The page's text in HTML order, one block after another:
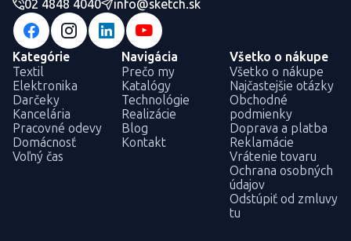
02 4848 4040
info@sketch.sk
Kategórie
Textil
Elektronika
Darčeky
Kancelária
Pracovné odevy
Domácnosť
Voľný čas
Navigácia
Prečo my
Katalógy
Technológie
Realizácie
Blog
Kontakt
Všetko o nákupe
Všetko o nákupe
Najčastejšie otázky
Obchodné
podmienky
Doprava a platba
Reklamácie
Vrátenie tovaru
Ochrana osobných
údajov
Odstúpiť od zmluvy
tu